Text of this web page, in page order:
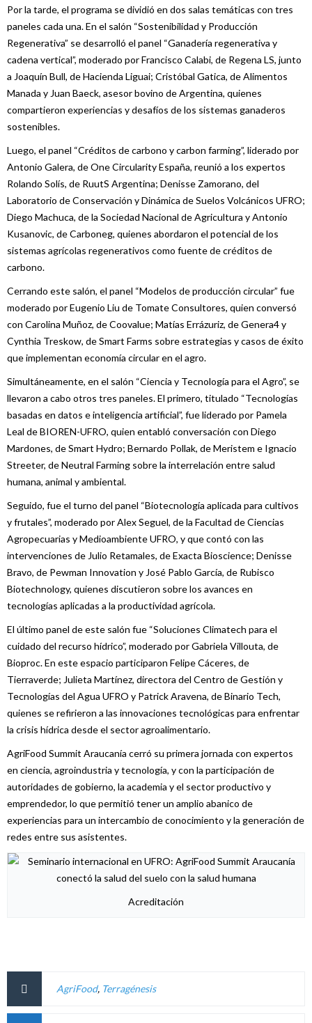
Por la tarde, el programa se dividió en dos salas temáticas con tres
paneles cada una. En el salón “Sostenibilidad y Producción
Regenerativa” se desarrolló el panel “Ganadería regenerativa y
cadena vertical”, moderado por Francisco Calabi, de Regena LS, junto
a Joaquín Bull, de Hacienda Liguai; Cristóbal Gatica, de Alimentos
Manada y Juan Baeck, asesor bovino de Argentina, quienes
compartieron experiencias y desafíos de los sistemas ganaderos
sostenibles.
Luego, el panel “Créditos de carbono y carbon farming”, liderado por
Antonio Galera, de One Circularity España, reunió a los expertos
Rolando Solís, de RuutS Argentina; Denisse Zamorano, del
Laboratorio de Conservación y Dinámica de Suelos Volcánicos UFRO;
Diego Machuca, de la Sociedad Nacional de Agricultura y Antonio
Kusanovic, de Carboneg, quienes abordaron el potencial de los
sistemas agrícolas regenerativos como fuente de créditos de
carbono.
Cerrando este salón, el panel “Modelos de producción circular” fue
moderado por Eugenio Liu de Tomate Consultores, quien conversó
con Carolina Muñoz, de Coovalue; Matías Errázuriz, de Genera4 y
Cynthia Treskow, de Smart Farms sobre estrategias y casos de éxito
que implementan economía circular en el agro.
Simultáneamente, en el salón “Ciencia y Tecnología para el Agro”, se
llevaron a cabo otros tres paneles. El primero, titulado “Tecnologías
basadas en datos e inteligencia artificial”, fue liderado por Pamela
Leal de BIOREN-UFRO, quien entabló conversación con Diego
Mardones, de Smart Hydro; Bernardo Pollak, de Meristem e Ignacio
Streeter, de Neutral Farming sobre la interrelación entre salud
humana, animal y ambiental.
Seguido, fue el turno del panel “Biotecnología aplicada para cultivos
y frutales”, moderado por Alex Seguel, de la Facultad de Ciencias
Agropecuarias y Medioambiente UFRO, y que contó con las
intervenciones de Julio Retamales, de Exacta Bioscience; Denisse
Bravo, de Pewman Innovation y José Pablo García, de Rubisco
Biotechnology, quienes discutieron sobre los avances en
tecnologías aplicadas a la productividad agrícola.
El último panel de este salón fue “Soluciones Climatech para el
cuidado del recurso hídrico”, moderado por Gabriela Villouta, de
Bioproc. En este espacio participaron Felipe Cáceres, de
Tierraverde; Julieta Martínez, directora del Centro de Gestión y
Tecnologías del Agua UFRO y Patrick Aravena, de Binario Tech,
quienes se refirieron a las innovaciones tecnológicas para enfrentar
la crisis hídrica desde el sector agroalimentario.
AgriFood Summit Araucanía cerró su primera jornada con expertos
en ciencia, agroindustria y tecnología, y con la participación de
autoridades de gobierno, la academia y el sector productivo y
emprendedor, lo que permitió tener un amplio abanico de
experiencias para un intercambio de conocimiento y la generación de
redes entre sus asistentes.
Acreditación
AgriFood, Terragénesis